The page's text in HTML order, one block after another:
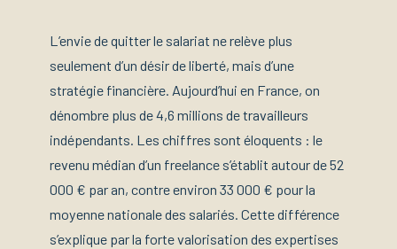
L’envie de quitter le salariat ne relève plus
seulement d’un désir de liberté, mais d’une
stratégie financière. Aujourd’hui en France, on
dénombre plus de 4,6 millions de travailleurs
indépendants. Les chiffres sont éloquents : le
revenu médian d’un freelance s’établit autour de 52
000 € par an, contre environ 33 000 € pour la
moyenne nationale des salariés. Cette différence
s’explique par la forte valorisation des expertises